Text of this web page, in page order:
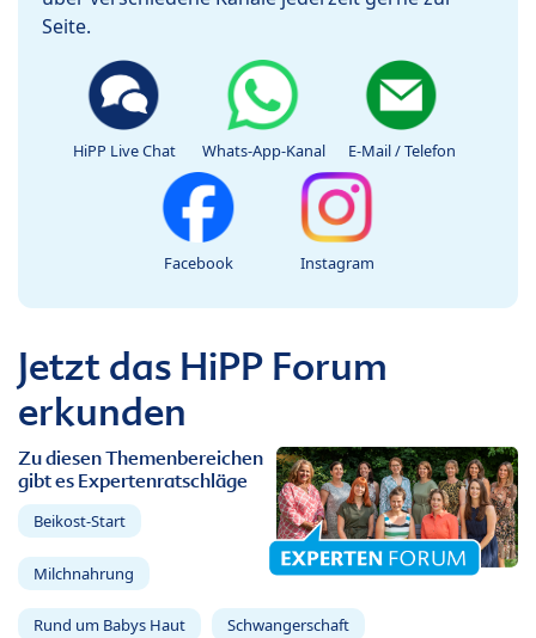
Seite.
HiPP Live Chat Whats-App-Kanal E-Mail / Telefon
Facebook Instagram
Jetzt das HiPP Forum
erkunden
Zu diesen Themenbereichen
gibt es Expertenratschläge
Beikost-Start
Milchnahrung
Rund um Babys Haut Schwangerschaft